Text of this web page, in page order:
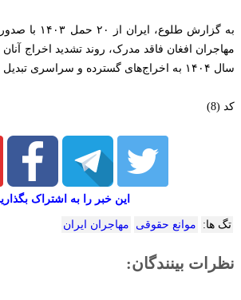
به گزارش
مهاجران افغان فاقد مدرک، روند تشدید اخراج آنان
سال ۱۴۰۴ به اخراج‌های گسترده و سراسری تبدیل شد.
کد (8)
این خبر را به اشتراک
تگ ها: موانع حقوقی مهاجران ایران
نظرات بینندگان: